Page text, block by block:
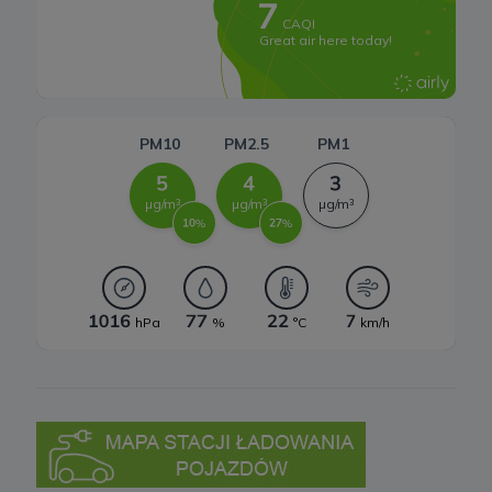
Systemy magazynowania energii
W każdej chwili przysługuje Ci prawo do wniesienia sprzeciwu
wobec przetwarzania Twoich danych opisanych powyżej.
Przestaniemy przetwarzać Twoje dane w tych celach, chyba że
będziemy w stanie wykazać, że w stosunku do Twoich danych
istnieją dla nas ważne prawnie uzasadnione podstawy, które są
nadrzędne wobec Twoich interesów, praw i wolności lub Twoje
W każdej chwili przysługuje Ci prawo do wniesienia sprzeciwu
wobec przetwarzania Twoich danych w celu prowadzenia
marketingu bezpośredniego. Jeżeli skorzystasz z tego prawa –
zaprzestaniemy przetwarzania danych w tym celu.
7. Okres przechowywania danych
Twoje dane osobowe:
a) niezbędne do świadczenia usług, będą przechowywane przez
okres, w którym usługi te będą świadczone, oraz po zakończeniu
b) niezbędne do dostosowania treści serwisu do zainteresowań,
prowadzenia marketingu usług własnych, pomiarów
statystycznych i udoskonalenia usług, będę przechowywane do
momentu wyrażenia sprzeciwu lub do czasu zakończenia